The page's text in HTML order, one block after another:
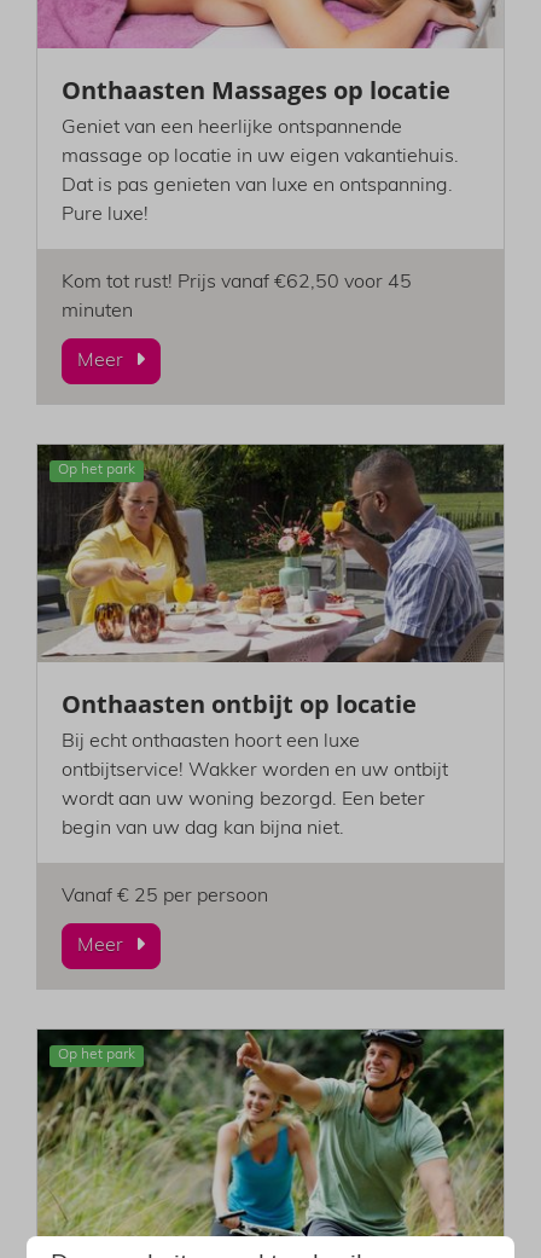
Onthaasten Massages op locatie
Geniet van een heerlijke ontspannende
massage op locatie in uw eigen vakantiehuis.
Dat is pas genieten van luxe en ontspanning.
Pure luxe!
Kom tot rust! Prijs vanaf €62,50 voor 45
minuten
Meer
Op het park
Onthaasten ontbijt op locatie
Bij echt onthaasten hoort een luxe
ontbijtservice! Wakker worden en uw ontbijt
wordt aan uw woning bezorgd. Een beter
begin van uw dag kan bijna niet.
Vanaf € 25 per persoon
Meer
Op het park